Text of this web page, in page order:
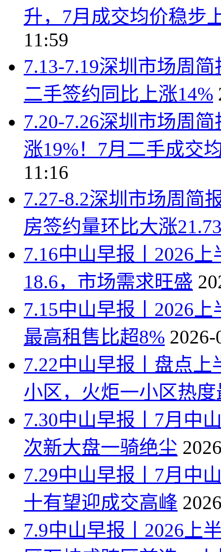
升，7月成交均价稳步
11:59
7.13-7.19深圳市场周
二手签约同比上涨14%
7.20-7.26深圳市场周
涨19%！7月二手成交
11:16
7.27-8.2深圳市场周简
房签约量环比大涨
7.16中山早报丨2026
18.6，市场需求旺盛
7.15中山早报丨2026
最高租售比超8% 2026-
7.22中山早报丨盘点
小区，火炬一小区热度
7.30中山早报丨7月中
次新大盘一骑绝尘
7.29中山早报丨7月中
十有望迎成交高峰
7.9中山早报丨2026上